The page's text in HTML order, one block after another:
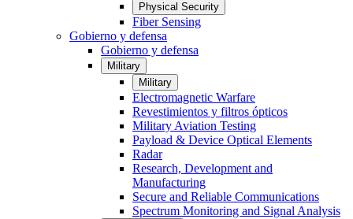
Physical Security
Fiber Sensing
Gobierno y defensa
Gobierno y defensa
Military
Military
Electromagnetic Warfare
Revestimientos y filtros ópticos
Military Aviation Testing
Payload & Device Optical Elements
Radar
Research, Development and
Manufacturing
Secure and Reliable Communications
Spectrum Monitoring and Signal Analysis